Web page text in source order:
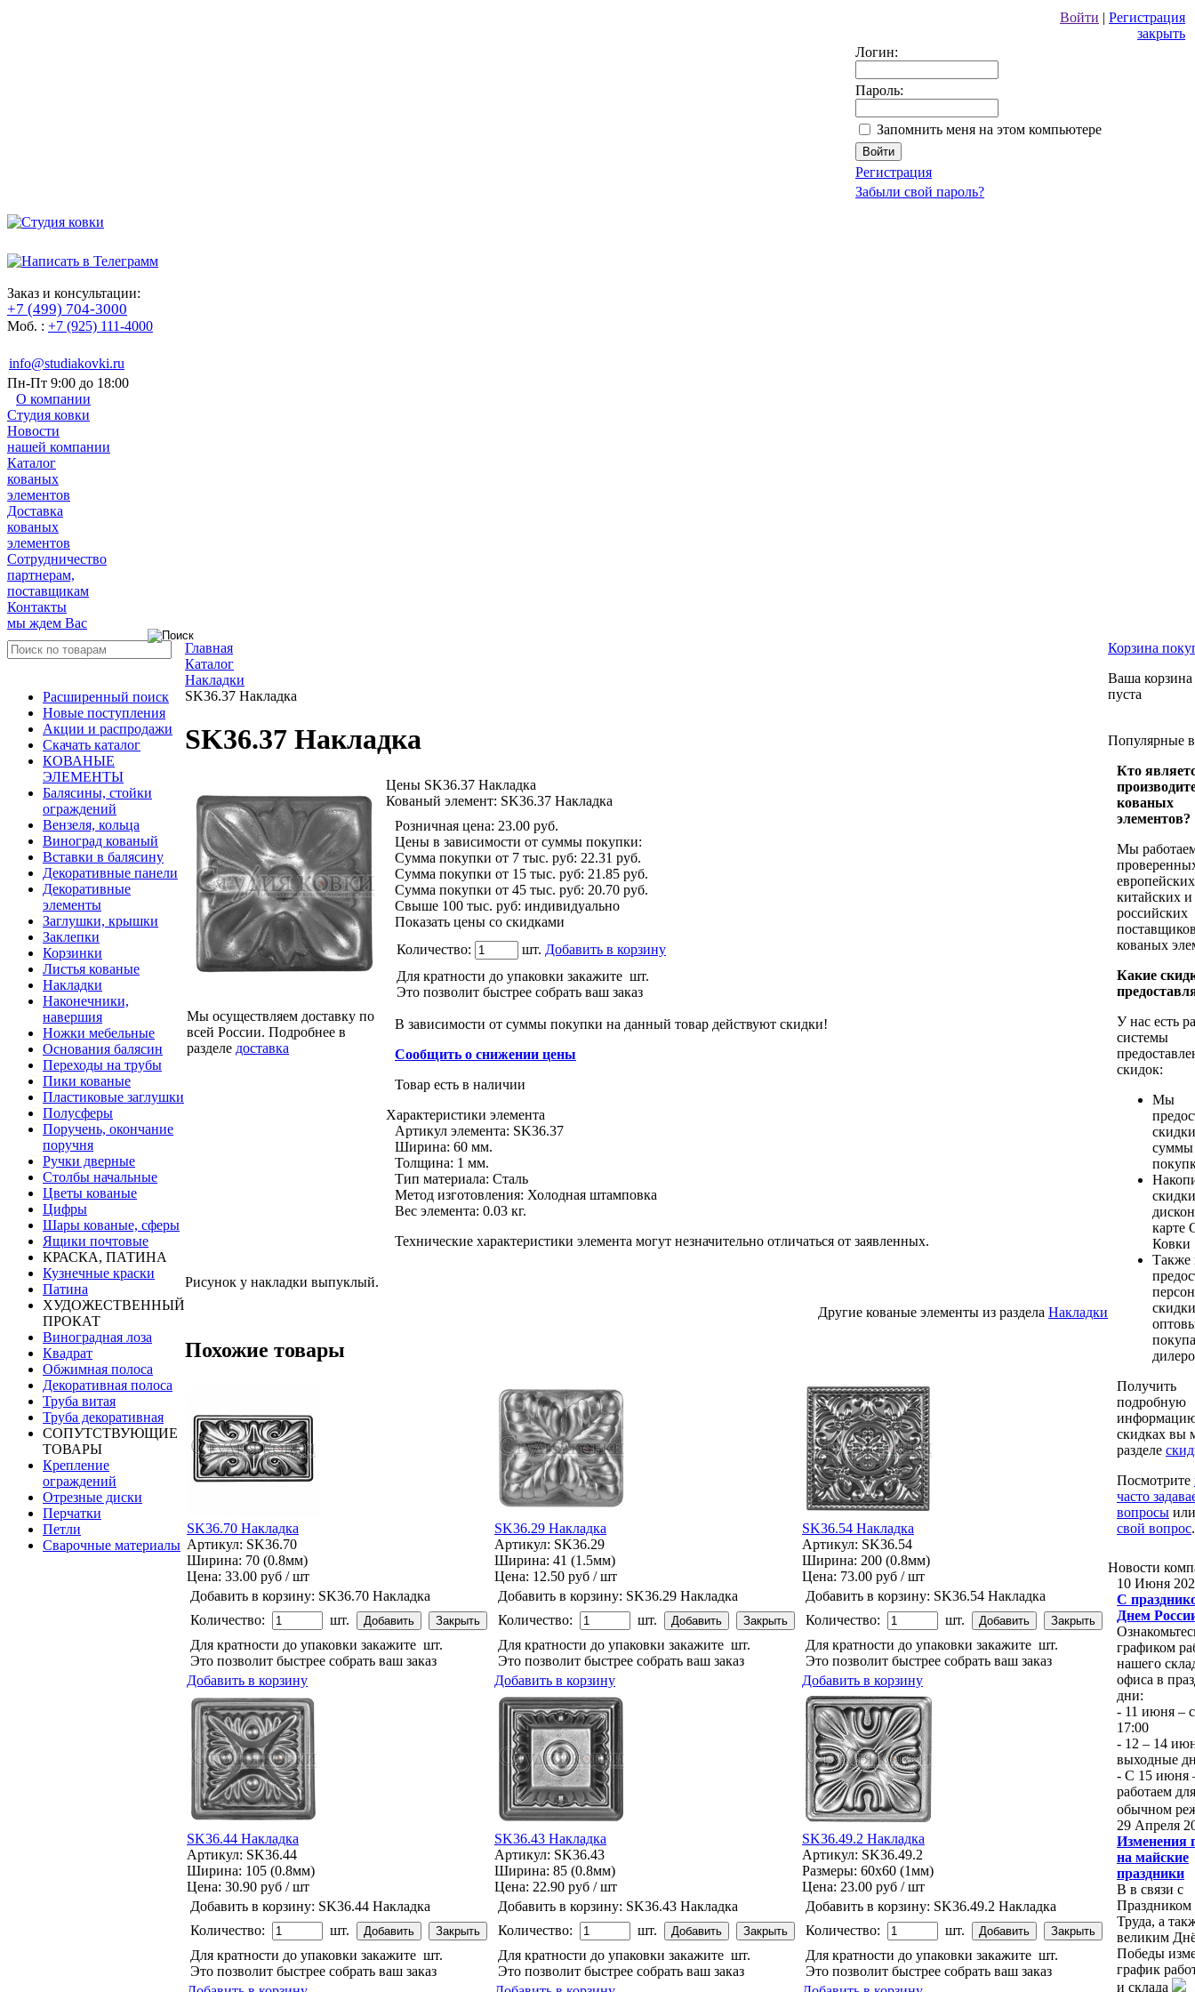
Войти | Регистрация
закрыть
Логин:
Пароль:
Запомнить меня на этом компьютере
Регистрация
Забыли свой пароль?
Заказ и консультации:
+7 (499) 704-3000
Моб. : +7 (925) 111-4000
info@studiakovki.ru
Пн-Пт 9:00 до 18:00
О компании
Студия ковки
Новости
нашей компании
Каталог
кованых
элементов
Доставка
кованых
элементов
Сотрудничество
партнерам,
поставщикам
Контакты
мы ждем Вас
Расширенный поиск
Новые поступления
Акции и распродажи
Скачать каталог
КОВАНЫЕ
ЭЛЕМЕНТЫ
Балясины, стойки
ограждений
Вензеля, кольца
Виноград кованый
Вставки в балясину
Декоративные панели
Декоративные
элементы
Заглушки, крышки
Заклепки
Корзинки
Листья кованые
Накладки
Наконечники,
навершия
Ножки мебельные
Основания балясин
Переходы на трубы
Пики кованые
Пластиковые заглушки
Полусферы
Поручень, окончание
поручня
Ручки дверные
Столбы начальные
Цветы кованые
Цифры
Шары кованые, сферы
Ящики почтовые
КРАСКА, ПАТИНА
Кузнечные краски
Патина
ХУДОЖЕСТВЕННЫЙ
ПРОКАТ
Виноградная лоза
Квадрат
Обжимная полоса
Декоративная полоса
Труба витая
Труба декоративная
СОПУТСТВУЮЩИЕ
ТОВАРЫ
Крепление
ограждений
Отрезные диски
Перчатки
Петли
Сварочные материалы
Главная
Каталог
Накладки
SK36.37 Накладка
SK36.37 Накладка
Мы осуществляем доставку по
всей России. Подробнее в
разделе доставка
Цены SK36.37 Накладка
Кованый элемент: SK36.37 Накладка
Розничная цена: 23.00 руб.
Цены в зависимости от суммы покупки:
Сумма покупки от 7 тыс. руб: 22.31 руб.
Сумма покупки от 15 тыс. руб: 21.85 руб.
Сумма покупки от 45 тыс. руб: 20.70 руб.
Свыше 100 тыс. руб: индивидуально
Показать цены со скидками
Количество:
шт. Добавить в корзину
Для кратности до упаковки закажите шт.
Это позволит быстрее собрать ваш заказ
В зависимости от суммы покупки на данный товар действуют скидки!
Сообщить о снижении цены
Товар есть в наличии
Характеристики элемента
Артикул элемента: SK36.37
Ширина: 60 мм.
Толщина: 1 мм.
Тип материала: Сталь
Метод изготовления: Холодная штамповка
Вес элемента: 0.03 кг.
Технические характеристики элемента могут незначительно отличаться от заявленных.
Рисунок у накладки выпуклый.
Другие кованые элементы из раздела Накладки
Похожие товары
SK36.70 Накладка
Артикул: SK36.70
Ширина: 70 (0.8мм)
Цена: 33.00 руб / шт
Добавить в корзину: SK36.70 Накладка
Количество:
шт.
Для кратности до упаковки закажите шт.
Это позволит быстрее собрать ваш заказ
Добавить в корзину
SK36.29 Накладка
Артикул: SK36.29
Ширина: 41 (1.5мм)
Цена: 12.50 руб / шт
Добавить в корзину: SK36.29 Накладка
Количество:
шт.
Для кратности до упаковки закажите шт.
Это позволит быстрее собрать ваш заказ
Добавить в корзину
SK36.54 Накладка
Артикул: SK36.54
Ширина: 200 (0.8мм)
Цена: 73.00 руб / шт
Добавить в корзину: SK36.54 Накладка
Количество:
шт.
Для кратности до упаковки закажите шт.
Это позволит быстрее собрать ваш заказ
Добавить в корзину
SK36.44 Накладка
Артикул: SK36.44
Ширина: 105 (0.8мм)
Цена: 30.90 руб / шт
Добавить в корзину: SK36.44 Накладка
Количество:
шт.
Для кратности до упаковки закажите шт.
Это позволит быстрее собрать ваш заказ
SK36.43 Накладка
Артикул: SK36.43
Ширина: 85 (0.8мм)
Цена: 22.90 руб / шт
Добавить в корзину: SK36.43 Накладка
Количество:
шт.
Для кратности до упаковки закажите шт.
Это позволит быстрее собрать ваш заказ
SK36.49.2 Накладка
Артикул: SK36.49.2
Размеры: 60x60 (1мм)
Цена: 23.00 руб / шт
Добавить в корзину: SK36.49.2 Накладка
Количество:
шт.
Для кратности до упаковки закажите шт.
Это позволит быстрее собрать ваш заказ
Корзина
Ваша корзина
пуста
Популярные
Кто
кованых
элементов?
Мы
китайских и
российских
кованых
Какие
У нас есть
системы
скидок:
Мы
суммы
карте
Ковки
Получить
подробную
скидках вы
разделе
Посмотрите
часто
вопросы
свой вопрос.
Новости
10 Июня
С
Днем
графиком
нашего
офиса в
дни:
- 11 июня –
17:00
- 12 – 14
выходные
- С 15
работаем
обычном
29 Апреля
Изменения
на майские
праздники
В в связи с
Труда, а
великим
Победы
график
и склада